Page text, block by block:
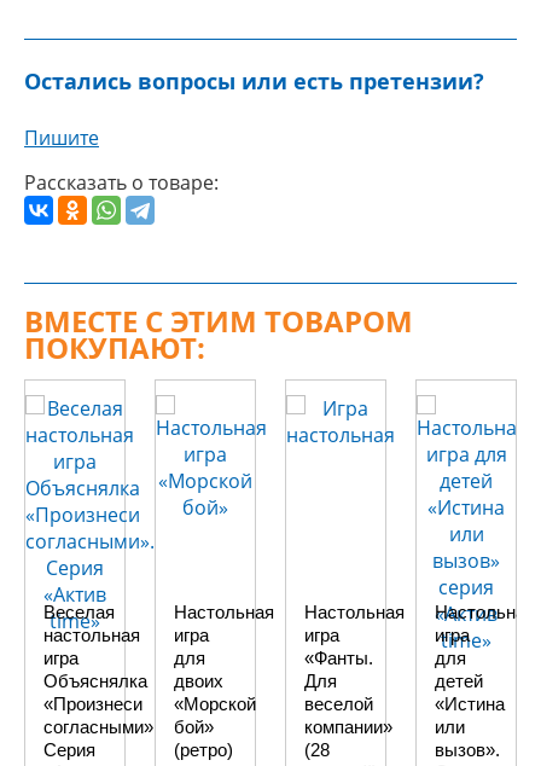
Остались вопросы или есть претензии?
Пишите
Рассказать о товаре:
ВМЕСТЕ С ЭТИМ ТОВАРОМ
ПОКУПАЮТ:
Веселая
настольная
игра
Объяснялка
«Произнеси
согласными».
Серия
Настольная
игра
для
двоих
«Морской
бой»
(ретро)
Настольная
игра
«Фанты.
Для
веселой
компании»
(28
Настольная
игра
для
детей
«Истина
или
вызов».